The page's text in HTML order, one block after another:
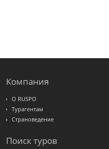
Интурист
Компания
О RUSPO
Турагентам
Страноведение
Поиск туров